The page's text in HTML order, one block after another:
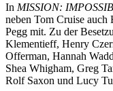
In MISSION:
neben Tom Cruise
Pegg mit. Zu der
Klementieff, Henry
Offerman, Hannah
Shea Whigham, Greg
Rolf Saxon und Lucy